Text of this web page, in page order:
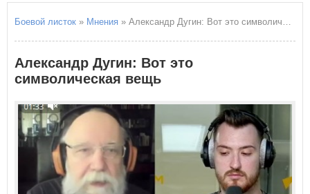
Боевой листок » Мнения » Александр Дугин: Вот это символическая вещь
Александр Дугин: Вот это
символическая вещь